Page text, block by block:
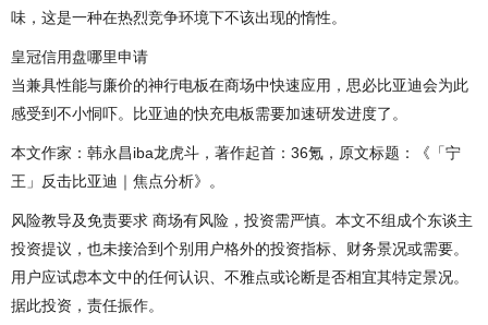
味，这是一种在热烈竞争环境下不该出现的惰性。
皇冠信用盘哪里申请
当兼具性能与廉价的神行电板在商场中快速应用，思必比亚迪会为此
感受到不小恫吓。比亚迪的快充电板需要加速研发进度了。
本文作家：韩永昌iba龙虎斗，著作起首：36氪，原文标题：《「宁
王」反击比亚迪｜焦点分析》。
风险教导及免责要求 商场有风险，投资需严慎。本文不组成个东谈主
投资提议，也未接洽到个别用户格外的投资指标、财务景况或需要。
用户应试虑本文中的任何认识、不雅点或论断是否相宜其特定景况。
据此投资，责任振作。